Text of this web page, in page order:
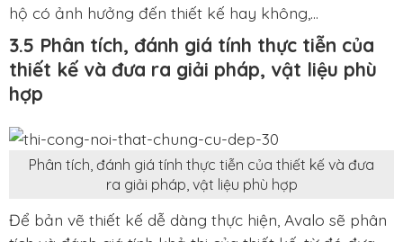
hộ có ảnh hưởng đến thiết kế hay không,...
3.5 Phân tích, đánh giá tính thực tiễn của
thiết kế và đưa ra giải pháp, vật liệu phù
hợp
Phân tích, đánh giá tính thực tiễn của thiết kế và đưa
ra giải pháp, vật liệu phù hợp
Để bản vẽ thiết kế dễ dàng thực hiện, Avalo sẽ phân